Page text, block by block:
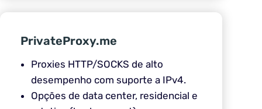
PrivateProxy.me
Proxies HTTP/SOCKS de alto
desempenho com suporte a IPv4.
Opções de data center, residencial e